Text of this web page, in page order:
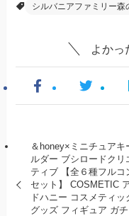
シルバニアファミリー森
よかっ
＆honey×ミニチュアキ
ルダー ブシロードクリ
ティブ 【全６種フルコ
セット】 COSMETIC
ドハニー コスメティッ
グッズ フィギュア ガチ